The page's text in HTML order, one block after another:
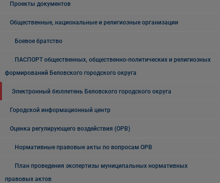
Проекты документов
Общественные, национальные и религиозные организации
Боевое братство
ПАСПОРТ общественных, общественно-политических и религиозных
формирований Беловского городского округа
Электронный бюллетень Беловского городского округа
Городской информационный центр
Оценка регулирующего воздействия (ОРВ)
Нормативные правовые акты по вопросам ОРВ
План проведения экспертизы муниципальных нормативных
правовых актов